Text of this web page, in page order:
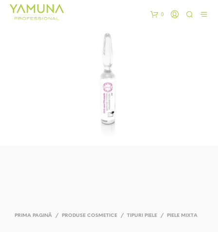
0
PRIMA PAGINĂ / PRODUSE COSMETICE / TIPURI PIELE / PIELE MIXTA